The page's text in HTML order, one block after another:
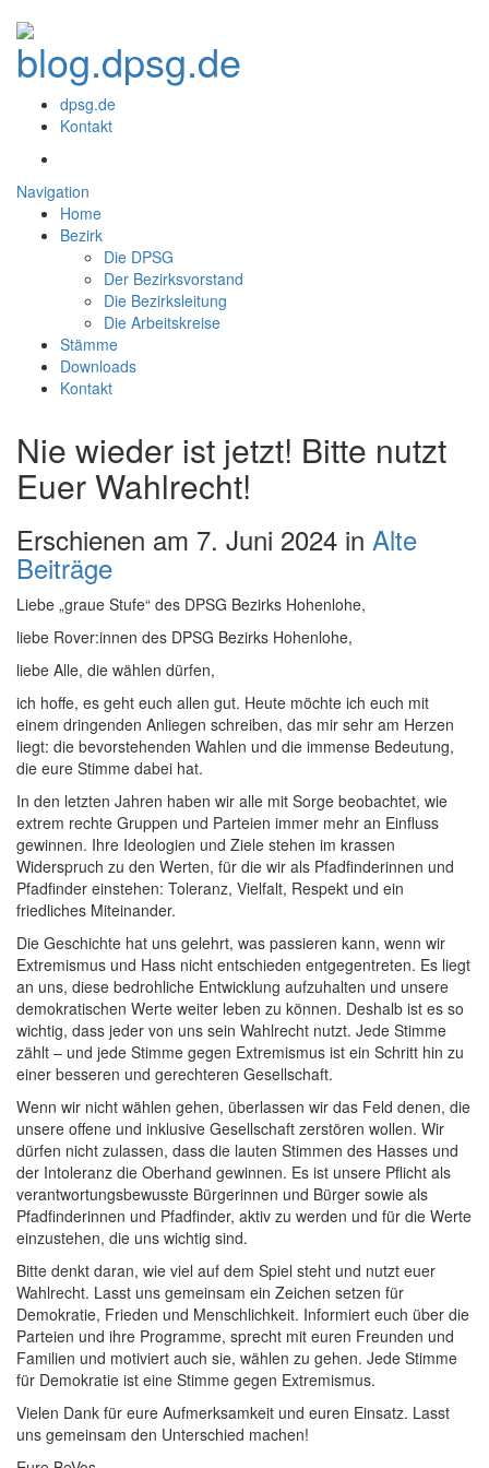
dpsg.de
Kontakt
Navigation
Home
Bezirk
Die DPSG
Der Bezirksvorstand
Die Bezirksleitung
Die Arbeitskreise
Stämme
Downloads
Kontakt
Nie wieder ist jetzt! Bitte nutzt
Euer Wahlrecht!
Erschienen am 7. Juni 2024 in Alte
Beiträge
Liebe „graue Stufe“ des DPSG Bezirks Hohenlohe,
liebe Rover:innen des DPSG Bezirks Hohenlohe,
liebe Alle, die wählen dürfen,
ich hoffe, es geht euch allen gut. Heute möchte ich euch mit
einem dringenden Anliegen schreiben, das mir sehr am Herzen
liegt: die bevorstehenden Wahlen und die immense Bedeutung,
die eure Stimme dabei hat.
In den letzten Jahren haben wir alle mit Sorge beobachtet, wie
extrem rechte Gruppen und Parteien immer mehr an Einfluss
gewinnen. Ihre Ideologien und Ziele stehen im krassen
Widerspruch zu den Werten, für die wir als Pfadfinderinnen und
Pfadfinder einstehen: Toleranz, Vielfalt, Respekt und ein
friedliches Miteinander.
Die Geschichte hat uns gelehrt, was passieren kann, wenn wir
Extremismus und Hass nicht entschieden entgegentreten. Es liegt
an uns, diese bedrohliche Entwicklung aufzuhalten und unsere
demokratischen Werte weiter leben zu können. Deshalb ist es so
wichtig, dass jeder von uns sein Wahlrecht nutzt. Jede Stimme
zählt – und jede Stimme gegen Extremismus ist ein Schritt hin zu
einer besseren und gerechteren Gesellschaft.
Wenn wir nicht wählen gehen, überlassen wir das Feld denen, die
unsere offene und inklusive Gesellschaft zerstören wollen. Wir
dürfen nicht zulassen, dass die lauten Stimmen des Hasses und
der Intoleranz die Oberhand gewinnen. Es ist unsere Pflicht als
verantwortungsbewusste Bürgerinnen und Bürger sowie als
Pfadfinderinnen und Pfadfinder, aktiv zu werden und für die Werte
einzustehen, die uns wichtig sind.
Bitte denkt daran, wie viel auf dem Spiel steht und nutzt euer
Wahlrecht. Lasst uns gemeinsam ein Zeichen setzen für
Demokratie, Frieden und Menschlichkeit. Informiert euch über die
Parteien und ihre Programme, sprecht mit euren Freunden und
Familien und motiviert auch sie, wählen zu gehen. Jede Stimme
für Demokratie ist eine Stimme gegen Extremismus.
Vielen Dank für eure Aufmerksamkeit und euren Einsatz. Lasst
uns gemeinsam den Unterschied machen!